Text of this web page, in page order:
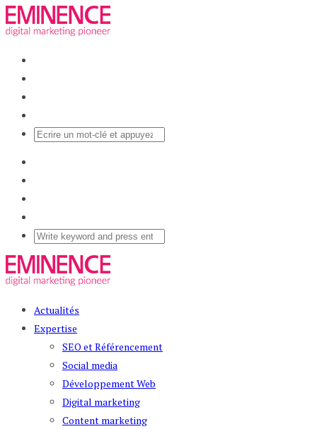
Actualités
Expertise
SEO et Référencement
Social media
Développement Web
Digital marketing
Content marketing